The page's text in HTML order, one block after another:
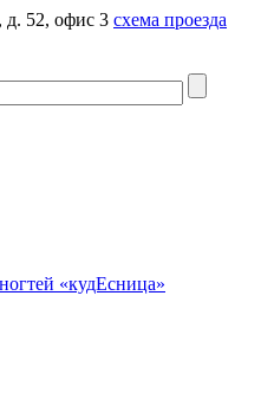
д. 52, офис 3 схема проезда
«кудЕсница»